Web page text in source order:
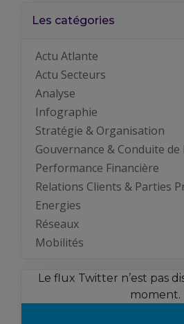
Les catégories
Actu Atlante
Actu Secteurs
Analyse
Infographie
Stratégie & Organisation
Gouvernance & Conduite de
Performance Financière
Relations Clients & Parties
Energies
Réseaux
Mobilités
Le flux Twitter n’est pas
moment.